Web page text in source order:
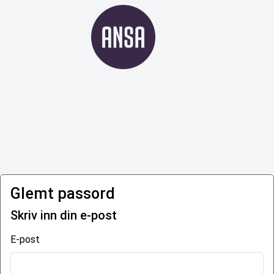
Glemt passord
Skriv inn din e-post
E-post